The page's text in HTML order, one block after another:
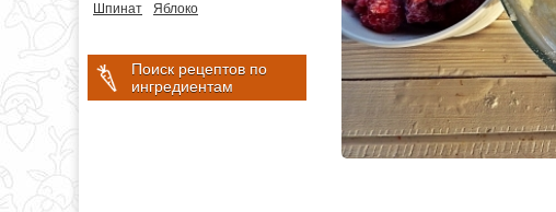
Шпинат
Яблоко
Поиск рецептов по
ингредиентам